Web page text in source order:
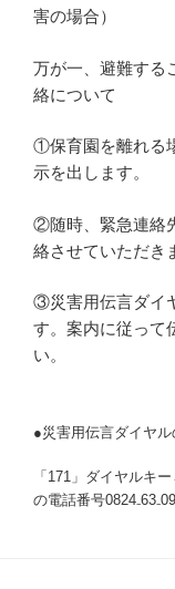
害の場合）
万が一、避難する
絡について
①保育園を離れる
示を出します。
②随時、緊急連絡
絡させていただき
③災害用伝言ダイ
す。案内に従って
●災害用伝言ダイヤル
「171」ダイヤルキ
の電話番号